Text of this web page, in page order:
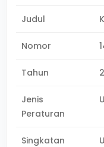
Judul
Nomor
Tahun
Jenis
Peraturan
Singkatan